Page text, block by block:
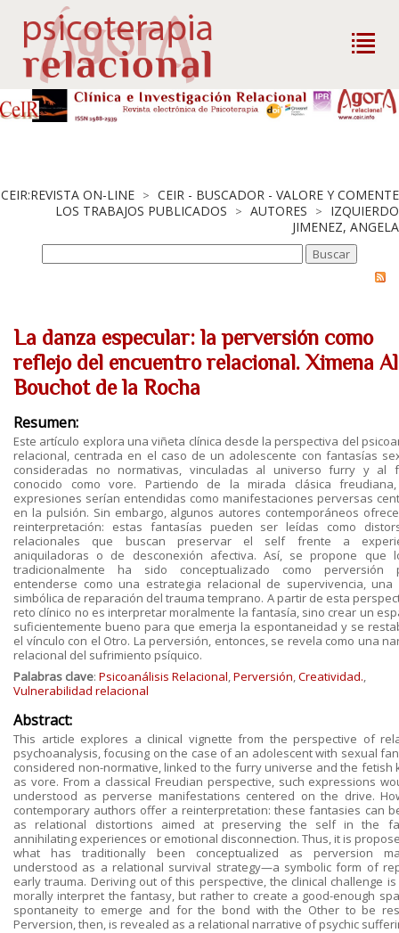
CEIR:REVISTA ON-LINE > CEIR - BUSCADOR - VALORE Y COMENTE
LOS TRABAJOS PUBLICADOS > AUTORES > IZQUIERDO
JIMENEZ, ANGELA
La danza especular: la perversión como
reflejo del encuentro relacional. Ximena
Bouchot de la Rocha
Resumen:
Este artículo explora una viñeta clínica desde la perspectiva del
relacional, centrada en el caso de un adolescente con fantasías
consideradas no normativas, vinculadas al universo furry y al
conocido como vore. Partiendo de la mirada clásica
expresiones serían entendidas como manifestaciones perversas
en la pulsión. Sin embargo, algunos autores contemporáneos
reinterpretación: estas fantasías pueden ser leídas como
relacionales que buscan preservar el self frente a
aniquiladoras o de desconexión afectiva. Así, se propone que
tradicionalmente ha sido conceptualizado como perversión
entenderse como una estrategia relacional de supervivencia, una
simbólica de reparación del trauma temprano. A partir de esta
reto clínico no es interpretar moralmente la fantasía, sino crear un
suficientemente bueno para que emerja la espontaneidad y se
el vínculo con el Otro. La perversión, entonces, se revela como una
relacional del sufrimiento psíquico.
Palabras clave: Psicoanálisis Relacional,Perversión,Creatividad.,
Vulnerabilidad relacional
Abstract:
This article explores a clinical vignette from the perspective of
psychoanalysis, focusing on the case of an adolescent with sexual
considered non-normative, linked to the furry universe and the fetish
as vore. From a classical Freudian perspective, such expressions
understood as perverse manifestations centered on the drive.
contemporary authors offer a reinterpretation: these fantasies can
as relational distortions aimed at preserving the self in the
annihilating experiences or emotional disconnection. Thus, it is
what has traditionally been conceptualized as perversion
understood as a relational survival strategy—a symbolic form of
early trauma. Deriving out of this perspective, the clinical challenge
morally interpret the fantasy, but rather to create a good-enough
spontaneity to emerge and for the bond with the Other to be
Perversion, then, is revealed as a relational narrative of psychic